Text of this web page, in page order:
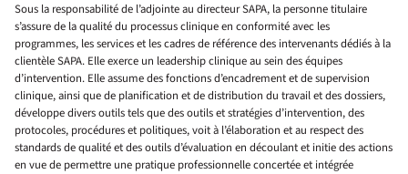
Sous la responsabilité de l’adjointe au directeur SAPA, la personne titulaire
s’assure de la qualité du processus clinique en conformité avec les
programmes, les services et les cadres de référence des intervenants dédiés à la
clientèle SAPA. Elle exerce un leadership clinique au sein des équipes
d’intervention. Elle assume des fonctions d’encadrement et de supervision
clinique, ainsi que de planification et de distribution du travail et des dossiers,
développe divers outils tels que des outils et stratégies d’intervention, des
protocoles, procédures et politiques, voit à l’élaboration et au respect des
standards de qualité et des outils d’évaluation en découlant et initie des actions
en vue de permettre une pratique professionnelle concertée et intégrée